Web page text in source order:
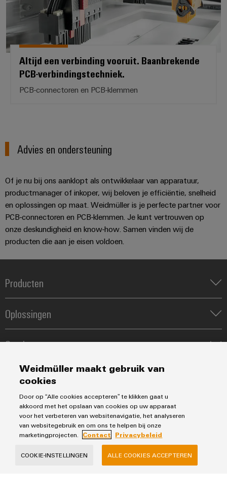
Altijd een verbinding vooruit. Baanbrekende
PCB-verbindingstechniek.
PCB-connectoren en PCB-klemmen
Advies en ondersteuning
Of je nu bij ons aanklopt als ontwikkelaar van apparatuur,
productmanager of inkoper, wij beloven je efficiëntie, snelheid
en oplossingen op maat. Weidmüller is je perfecte partner voor
PCB-connectoren en PCB-klemmen. Je kunt vertrouwen op
onze deskundigheid en know-how. Samen vinden wij de
producten die aan je eisen voldoen.
Producten
Klemmenstroken
Relais
Voedingen
Industrial Ethernet
Tools
Printer
Oplossingen
Automatisering
Werkplekoplossingen
Industrial Analytics
PV oplossingen
Power-to-X en waterstof
Service
Fast Delivery Service
Technische ondersteuning
Verkoop
Team
Webshop
Prijslijst
Distributie
Privacybeleid
Contact
Verkoopvoorwaarden
Weidmüller Benelux B.V.
Weidmüller maakt gebruik van
cookies
Door op “Alle cookies accepteren” te klikken gaat u
akkoord met het opslaan van cookies op uw apparaat
voor het verbeteren van websitenavigatie, het analyseren
van websitegebruik en om ons te helpen bij onze
marketingprojecten.
Contact Privacybeleid
COOKIE-INSTELLINGEN ALLE COOKIES ACCEPTEREN